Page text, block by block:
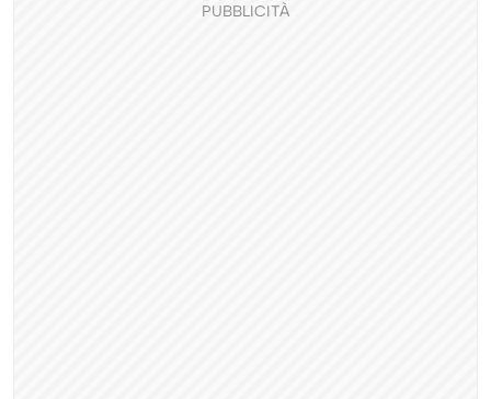
PUBBLICITÀ